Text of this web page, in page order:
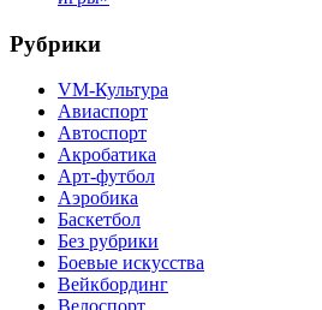
Рубрики
VM-Культура
Авиаспорт
Автоспорт
Акробатика
Арт-футбол
Аэробика
Баскетбол
Без рубрики
Боевые искусства
Вейкбординг